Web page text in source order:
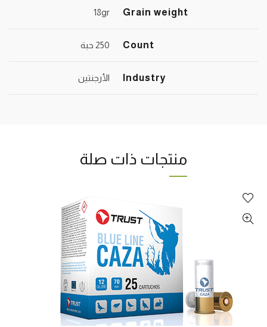
Grain weight
18gr
Count 250 حبة
Industry الأرجنتين
منتجات ذات صلة